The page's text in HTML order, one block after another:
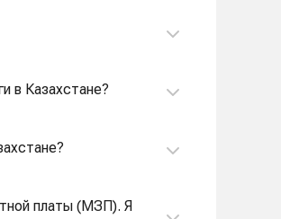
в Казахстане?
платы (МЗП). Я